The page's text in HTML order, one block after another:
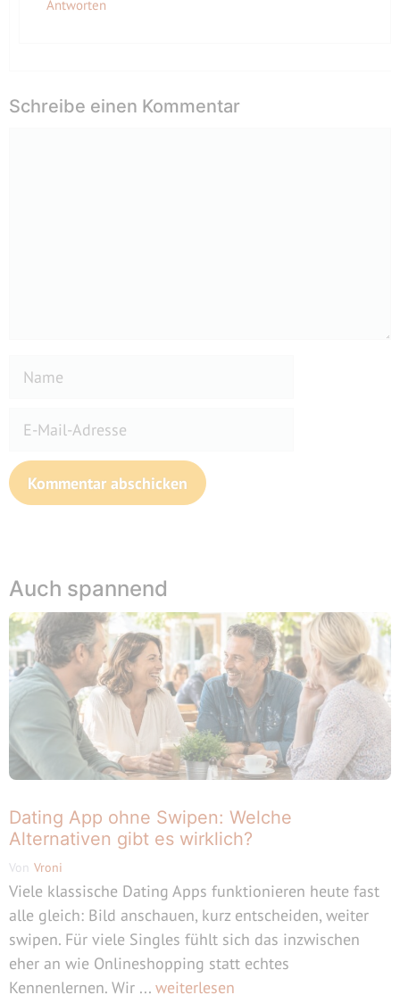
Antworten
Schreibe einen Kommentar
Name
Adresse
Website
Auch spannend
Dating App ohne Swipen: Welche
Alternativen gibt es wirklich?
Von Vroni
Viele klassische Dating Apps funktionieren heute fast
alle gleich: Bild anschauen, kurz entscheiden, weiter
swipen. Für viele Singles fühlt sich das inzwischen
eher an wie Onlineshopping statt echtes
Kennenlernen. Wir ... weiterlesen